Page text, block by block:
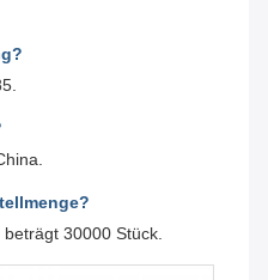
30000 Stück.